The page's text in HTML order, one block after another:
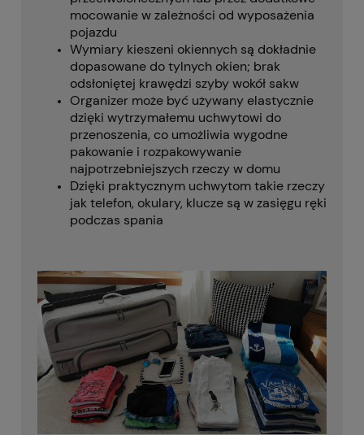
mocowanie w zależności od wyposażenia
pojazdu
Wymiary kieszeni okiennych są dokładnie
dopasowane do tylnych okien; brak
odsłoniętej krawędzi szyby wokół sakw
Organizer może być używany elastycznie
dzięki wytrzymałemu uchwytowi do
przenoszenia, co umożliwia wygodne
pakowanie i rozpakowywanie
najpotrzebniejszych rzeczy w domu
Dzięki praktycznym uchwytom takie rzeczy
jak telefon, okulary, klucze są w zasięgu ręki
podczas spania